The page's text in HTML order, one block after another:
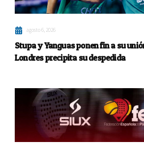
agosto 6, 2026
Stupa y Yanguas ponen fin a su
Londres precipita su despedida